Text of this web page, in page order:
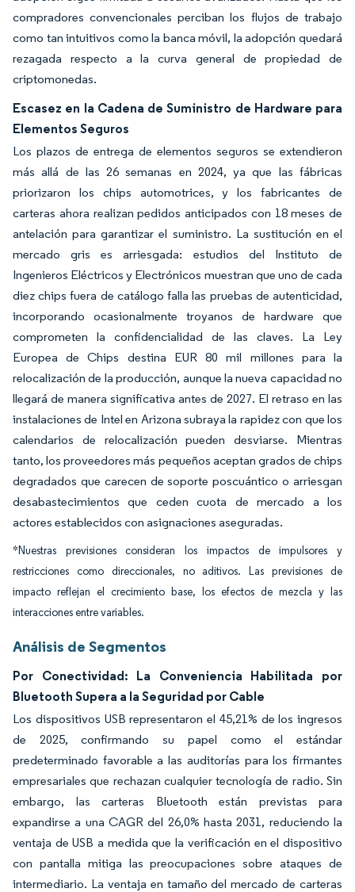
compradores convencionales perciban los flujos de trabajo
como tan intuitivos como la banca móvil, la adopción quedará
rezagada respecto a la curva general de propiedad de
criptomonedas.
Escasez en la Cadena de Suministro de Hardware para
Elementos Seguros
Los plazos de entrega de elementos seguros se extendieron
más allá de las 26 semanas en 2024, ya que las fábricas
priorizaron los chips automotrices, y los fabricantes de
carteras ahora realizan pedidos anticipados con 18 meses de
antelación para garantizar el suministro. La sustitución en el
mercado gris es arriesgada: estudios del Instituto de
Ingenieros Eléctricos y Electrónicos muestran que uno de cada
diez chips fuera de catálogo falla las pruebas de autenticidad,
incorporando ocasionalmente troyanos de hardware que
comprometen la confidencialidad de las claves. La Ley
Europea de Chips destina EUR 80 mil millones para la
relocalización de la producción, aunque la nueva capacidad no
llegará de manera significativa antes de 2027. El retraso en las
instalaciones de Intel en Arizona subraya la rapidez con que los
calendarios de relocalización pueden desviarse. Mientras
tanto, los proveedores más pequeños aceptan grados de chips
degradados que carecen de soporte poscuántico o arriesgan
desabastecimientos que ceden cuota de mercado a los
actores establecidos con asignaciones aseguradas.
*Nuestras previsiones consideran los impactos de impulsores y
restricciones como direccionales, no aditivos. Las previsiones de
impacto reflejan el crecimiento base, los efectos de mezcla y las
interacciones entre variables.
Análisis de Segmentos
Por Conectividad: La Conveniencia Habilitada por
Bluetooth Supera a la Seguridad por Cable
Los dispositivos USB representaron el 45,21% de los ingresos
de 2025, confirmando su papel como el estándar
predeterminado favorable a las auditorías para los firmantes
empresariales que rechazan cualquier tecnología de radio. Sin
embargo, las carteras Bluetooth están previstas para
expandirse a una CAGR del 26,0% hasta 2031, reduciendo la
ventaja de USB a medida que la verificación en el dispositivo
con pantalla mitiga las preocupaciones sobre ataques de
intermediario. La ventaja en tamaño del mercado de carteras